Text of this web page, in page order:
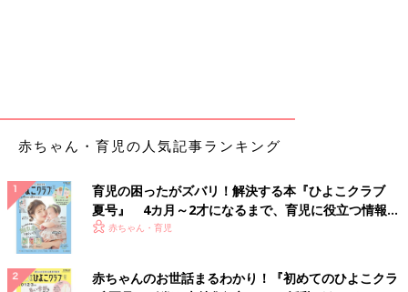
赤ちゃん・育児の人気記事ランキング
育児の困ったがズバリ！解決する本『ひよこクラブ
夏号』 4カ月～2才になるまで、育児に役立つ情報が
いっぱい！
赤ちゃん・育児
赤ちゃんのお世話まるわかり！『初めてのひよこクラ